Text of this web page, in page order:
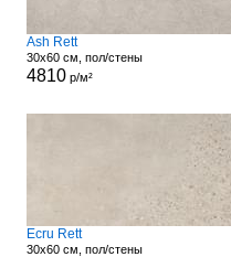
Ash Rett
30x60 см, пол/стены
4810р/м²
Ecru Rett
30x60 см, пол/стены